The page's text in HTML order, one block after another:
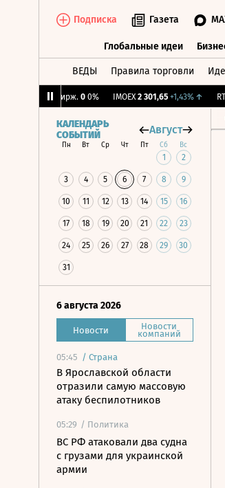
Подписка Газета
Глобальные идеи
ВЕДЫ Правила торговли
CNY Бирж. 0 0% IMOEX 2 301,65 +1,43%↑
КАЛЕНДАРЬ
СОБЫТИЙ
Август
Пн Вт Ср Чт Пт Сб Вс
1 2
3 4 5 6 7 8 9
10 11 12 13 14 15 16
17 18 19 20 21 22 23
24 25 26 27 28 29 30
31
6 августа 2026
Новости Новости
компаний
05:45 / Страна
В Ярославской области
отразили самую массовую
атаку беспилотников
05:29 / Политика
ВС РФ атаковали два судна
с грузами для украинской
армии